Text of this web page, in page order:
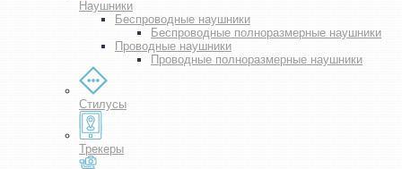
Наушники
Беспроводные наушники
Беспроводные полноразмерные наушники
Проводные наушники
Проводные полноразмерные наушники
Стилусы
Трекеры